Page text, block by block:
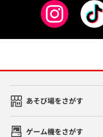
あそび場をさがす
ゲーム機をさがす